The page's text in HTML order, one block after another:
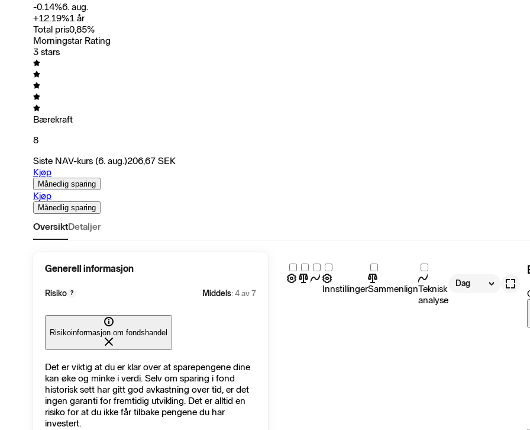
-0.14%6. aug.
+12.19%1 år
Total pris0,85%
Morningstar Rating
3 stars
Bærekraft
8
Siste NAV-kurs (6. aug.)206,67 SEK
Kjøp
Månedlig sparing
Kjøp
Månedlig sparing
OversiktDetaljer
InnstillingerSammenlignTeknisk
analyse
Dag
Generell informasjon
Risiko ? Middels: 4 av 7
Risikoinformasjon om fondshandel
Det er viktig at du er klar over at sparepengene dine
kan øke og minke i verdi. Selv om sparing i fond
historisk sett har gitt god avkastning over tid, er det
ingen garanti for fremtidig utvikling. Det er alltid en
risiko for at du ikke får tilbake pengene du har
investert.